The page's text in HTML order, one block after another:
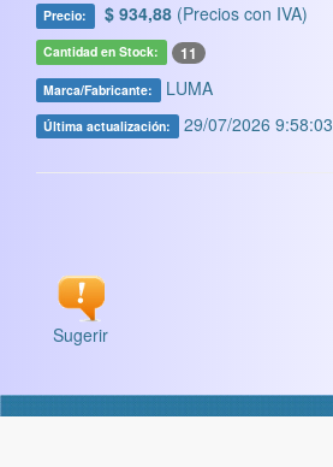
Precio: $ 934,88 (Precios con IVA)
Cantidad en Stock: 11
Marca/Fabricante: LUMA
Última actualización: 29/07/2026 9:58:03
Sugerir